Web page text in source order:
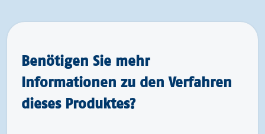
Benötigen Sie mehr
Informationen zu den Verfahren
dieses Produktes?